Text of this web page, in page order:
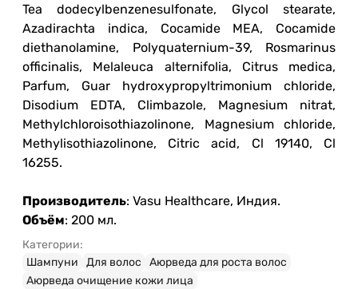
Tea dodecylbenzenesulfonate, Glycol stearate,
Azadirachta indica, Cocamide MEA, Cocamide
diethanolamine, Polyquaternium-39, Rosmarinus
officinalis, Melaleuca alternifolia, Citrus medica,
Parfum, Guar hydroxypropyltrimonium chloride,
Disodium EDTA, Climbazole, Magnesium nitrat,
Methylchloroisothiazolinone, Magnesium chloride,
Methylisothiazolinone, Citric acid, Cl 19140, Cl
16255.
Производитель: Vasu Healthcare, Индия.
Объём: 200 мл.
Категории:
Шампуни
Для волос
Аюрведа для роста волос
Аюрведа очищение кожи лица